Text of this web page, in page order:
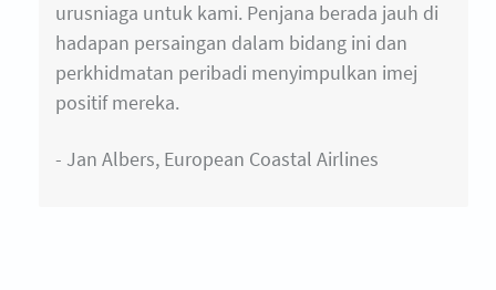
urusniaga untuk kami. Penjana berada jauh di
hadapan persaingan dalam bidang ini dan
perkhidmatan peribadi menyimpulkan imej
positif mereka.
- Jan Albers, European Coastal Airlines